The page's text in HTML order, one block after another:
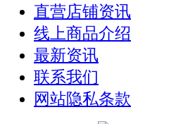
直营店铺资讯
线上商品介绍
最新资讯
联系我们
网站隐私条款